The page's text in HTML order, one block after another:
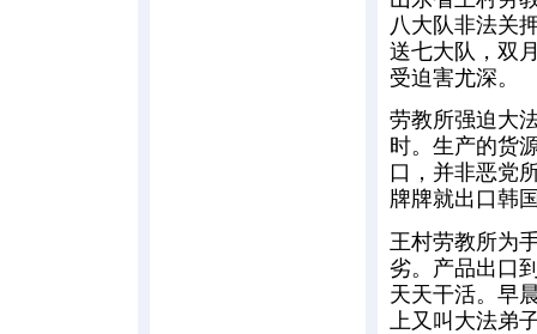
八大队非法关
送七大队，双
受迫害尤深。
劳教所强迫大
时。生产的货
口，并非恶党
牌牌就出口韩
王村劳教所为
劣。产品出口
天天干活。早
上又叫大法弟